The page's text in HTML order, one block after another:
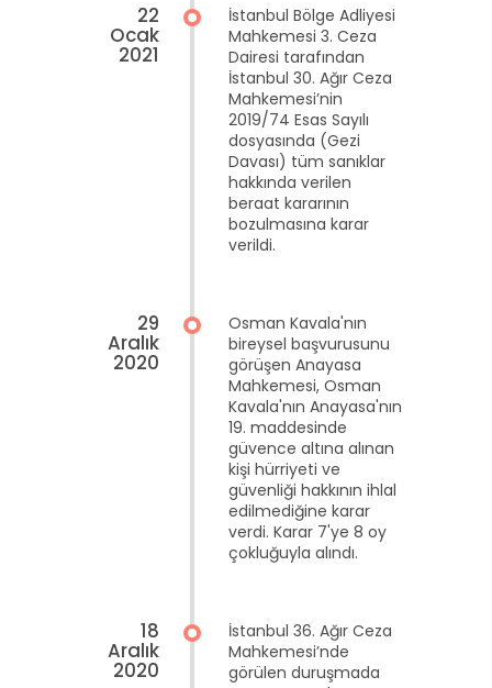
22
Ocak
2021
İstanbul Bölge Adliyesi
Mahkemesi 3. Ceza
Dairesi tarafından
İstanbul 30. Ağır Ceza
Mahkemesi’nin
2019/74 Esas Sayılı
dosyasında (Gezi
Davası) tüm sanıklar
hakkında verilen
beraat kararının
bozulmasına karar
verildi.
29
Aralık
2020
Osman Kavala'nın
bireysel başvurusunu
görüşen Anayasa
Mahkemesi, Osman
Kavala'nın Anayasa'nın
19. maddesinde
güvence altına alınan
kişi hürriyeti ve
güvenliği hakkının ihlal
edilmediğine karar
verdi. Karar 7'ye 8 oy
çokluğuyla alındı.
18
Aralık
2020
İstanbul 36. Ağır Ceza
Mahkemesi’nde
görülen duruşmada